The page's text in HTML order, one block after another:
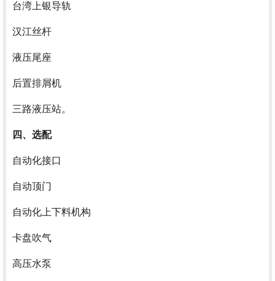
台湾上银导轨
汉江丝杆
液压尾座
后置排屑机
三路液压站。
四、选配
自动化接口
自动顶门
自动化上下料机构
卡盘吹气
高压水泵